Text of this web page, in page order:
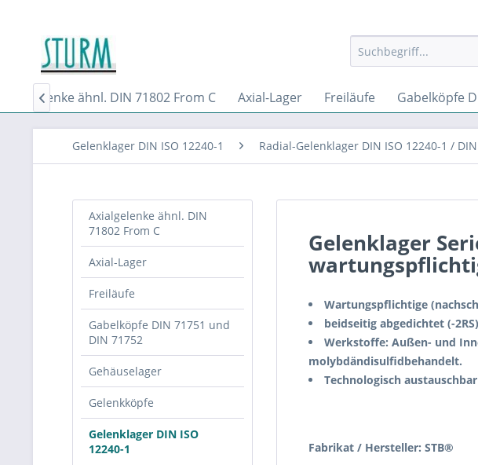
Axialgelenke ähnl. DIN 71802 From C Axial-Lager Freiläufe Gabelköpfe

Gelenklager DIN ISO 12240-1 Radial-Gelenklager DIN ISO 12240-1 /
Axialgelenke ähnl. DIN
71802 From C
Axial-Lager
Freiläufe
Gabelköpfe DIN 71751 und
DIN 71752
Gehäuselager
Gelenkköpfe
Gelenklager DIN ISO
12240-1
Gelenklager
Wartungspflichtige
beidseitig abgedichtet (-2RS)
Werkstoffe: Außen- und
molybdändisulfidbehandelt.
Technologisch austauschbar
Fabrikat / Hersteller: STB®